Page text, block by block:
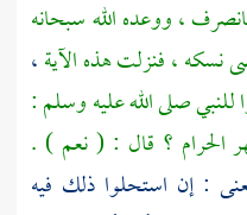
، ووعده الله سبحانه
نسكه ، فنزلت هذه الآية،
للنبي صلى الله عليه وسلم :
الحرام ؟ قال : ( نعم ) .
: إن استحلوا ذلك فيه